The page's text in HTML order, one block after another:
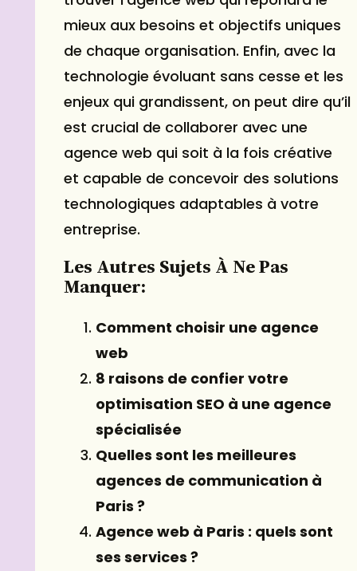
mieux aux besoins et objectifs uniques
de chaque organisation. Enfin, avec la
technologie évoluant sans cesse et les
enjeux qui grandissent, on peut dire qu’il
est crucial de collaborer avec une
agence web qui soit à la fois créative
et capable de concevoir des solutions
technologiques adaptables à votre
entreprise.
Les Autres Sujets À Ne Pas
Manquer:
Comment choisir une agence
web
8 raisons de confier votre
optimisation SEO à une agence
spécialisée
Quelles sont les meilleures
agences de communication à
Paris ?
Agence web à Paris : quels sont
ses services ?